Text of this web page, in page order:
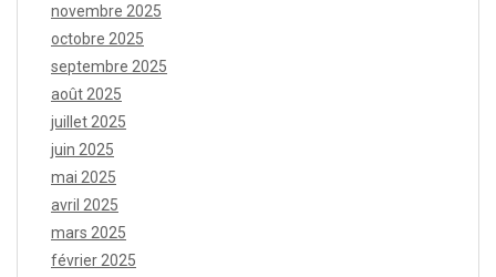
novembre 2025
octobre 2025
septembre 2025
août 2025
juillet 2025
juin 2025
mai 2025
avril 2025
mars 2025
février 2025